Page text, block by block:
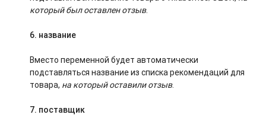
который был оставлен отзыв.
6. название
Вместо переменной будет автоматически
подставляться название из списка рекомендаций для
товара, на который оставили отзыв.
7. поставщик